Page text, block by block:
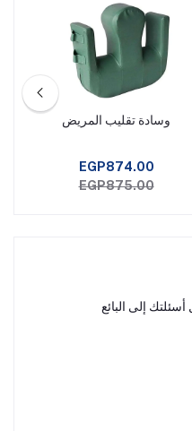
وسادة تقليب المريض
EGP874.00
EGP875.00
أسئلتك إلى البائع